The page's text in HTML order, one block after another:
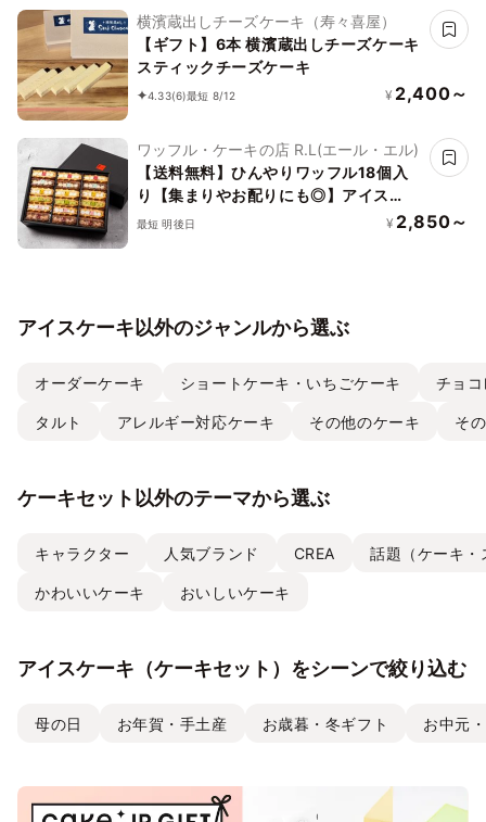
横濱蔵出しチーズケーキ（寿々喜屋）
【ギフト】6本 横濱蔵出しチーズケーキ
スティックチーズケーキ
4.33(6)最短 8/12 ¥ 2,400～
ワッフル・ケーキの店 R.L(エール・エル)
【送料無料】ひんやりワッフル18個入
り【集まりやお配りにも◎】アイス
2026
最短 明後日 ¥ 2,850～
アイスケーキ以外のジャンルから選ぶ
オーダーケーキ ショートケーキ・いちごケーキ チョ
タルト アレルギー対応ケーキ その他のケーキ そ
ケーキセット以外のテーマから選ぶ
キャラクター 人気ブランド CREA 話題（ケーキ・
かわいいケーキ おいしいケーキ
アイスケーキ（ケーキセット）をシーンで絞り込む
母の日 お年賀・手土産 お歳暮・冬ギフト お中元